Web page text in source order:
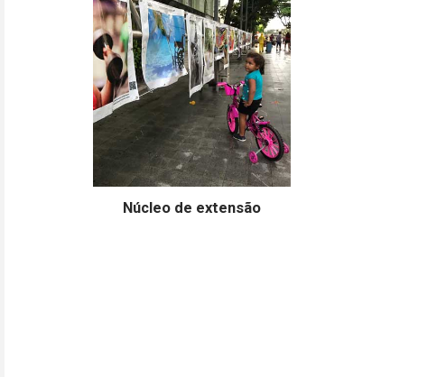
Núcleo de extensão